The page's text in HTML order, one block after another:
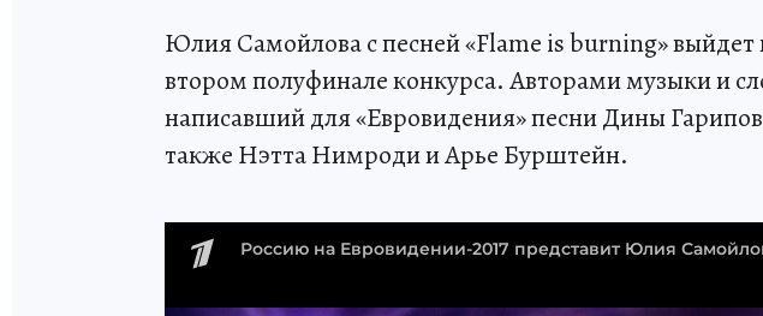
Юлия Самойлова с песней «Flame is burning» выйдет
втором полуфинале конкурса. Авторами музыки и
написавший для «Евровидения» песни Дины
также Нэтта Нимроди и Арье Бурштейн.